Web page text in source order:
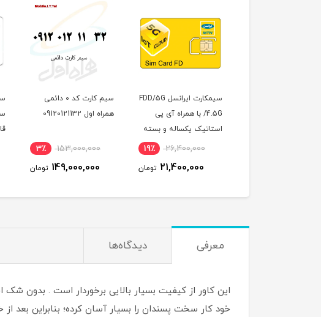
سیم کارت کد 0 دائمی
همراه اول 09120121132
153,000,000 3٪
149,000,000 تومان
سیم کارت 4.5G/FDD
سرویس همراه اول با
(مخصوص مودم )
3,000,000 7٪
2,790,000 تومان
معرفی دیدگاه‌ها
این کاور از کیفیت بسیار بالایی برخوردار است . بدون
خود کار سخت پسندان را بسیار آسان کرده؛ بنابراین بعد